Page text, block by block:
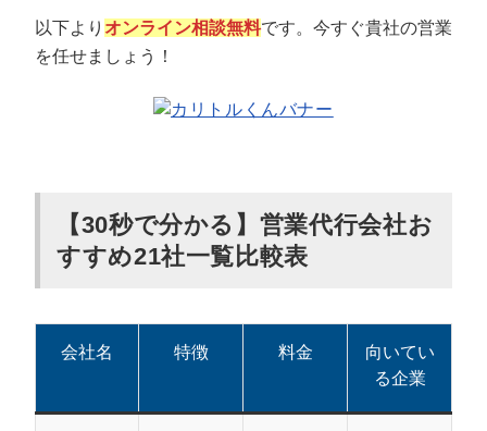
以下より オンライン相談無料です。今すぐ貴社の営業
を任せましょう！
【30秒で分かる】営業代行会社お
すすめ21社一覧比較表
会社名 特徴 料金
向いてい
る企業